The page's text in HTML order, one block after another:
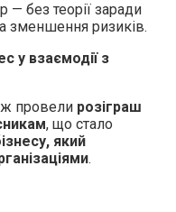
— без теорії заради
зменшення ризиків.
у взаємодії з
провели розіграш
, що стало
який
.